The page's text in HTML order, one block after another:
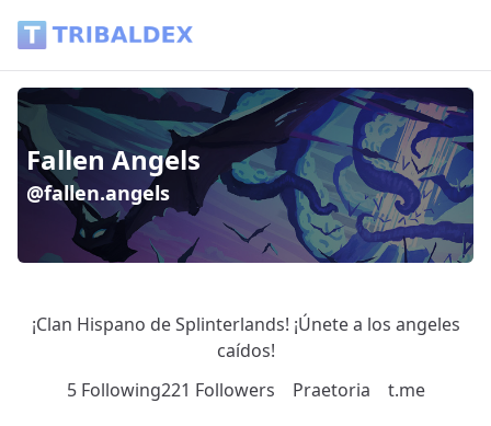
Fallen Angels
@fallen.angels
¡Clan Hispano de Splinterlands! ¡Únete a los angeles
caídos!
5 Following221 Followers Praetoria t.me